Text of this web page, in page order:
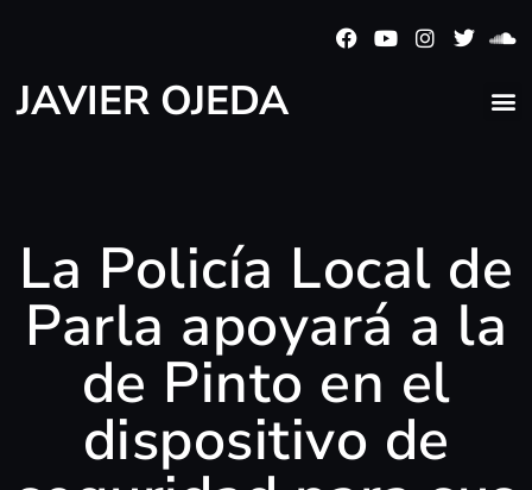
JAVIER OJEDA
La Policía Local de
Parla apoyará a la
de Pinto en el
dispositivo de